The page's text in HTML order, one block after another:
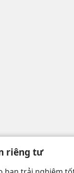
riêng tư